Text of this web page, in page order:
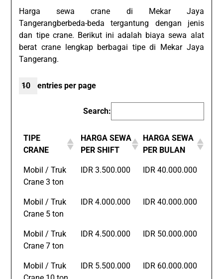
Harga sewa crane di Mekar Jaya
Tangerangberbeda-beda tergantung dengan jenis
dan tipe crane. Berikut ini adalah biaya sewa alat
berat crane lengkap berbagai tipe di Mekar Jaya
Tangerang.
entries per page
Search:
TIPE
CRANE
HARGA SEWA
PER SHIFT
HARGA SEWA
PER BULAN
Mobil / Truk
Crane 3 ton
IDR 3.500.000 IDR 40.000.000
Mobil / Truk
Crane 5 ton
IDR 4.000.000 IDR 40.000.000
Mobil / Truk
Crane 7 ton
IDR 4.500.000 IDR 50.000.000
Mobil / Truk
IDR 5.500.000 IDR 60.000.000